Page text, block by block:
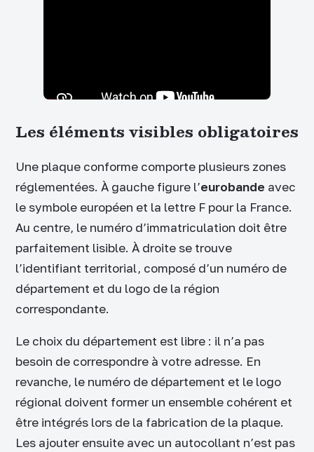
Les éléments visibles obligatoires
Une plaque conforme comporte plusieurs zones
réglementées. À gauche figure l’eurobande avec
le symbole européen et la lettre F pour la France.
Au centre, le numéro d’immatriculation doit être
parfaitement lisible. À droite se trouve
l’identifiant territorial, composé d’un numéro de
département et du logo de la région
correspondante.
Le choix du département est libre : il n’a pas
besoin de correspondre à votre adresse. En
revanche, le numéro de département et le logo
régional doivent former un ensemble cohérent et
être intégrés lors de la fabrication de la plaque.
Les ajouter ensuite avec un autocollant n’est pas